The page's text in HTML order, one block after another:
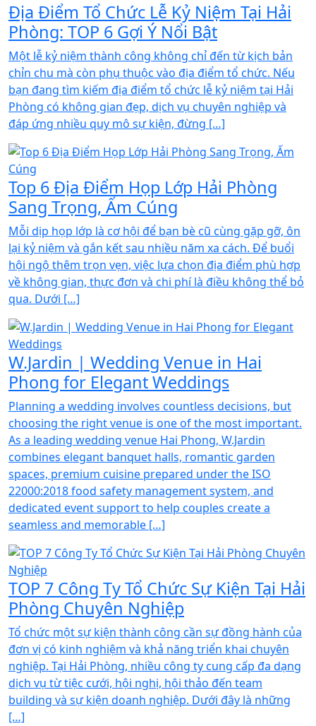
Địa Điểm Tổ Chức Lễ Kỷ Niệm Tại Hải
Phòng: TOP 6 Gợi Ý Nổi Bật
Một lễ kỷ niệm thành công không chỉ đến từ kịch bản
chỉn chu mà còn phụ thuộc vào địa điểm tổ chức. Nếu
bạn đang tìm kiếm địa điểm tổ chức lễ kỷ niệm tại Hải
Phòng có không gian đẹp, dịch vụ chuyên nghiệp và
đáp ứng nhiều quy mô sự kiện, đừng […]
Top 6 Địa Điểm Họp Lớp Hải Phòng
Sang Trọng, Ấm Cúng
Mỗi dịp họp lớp là cơ hội để bạn bè cũ cùng gặp gỡ, ôn
lại kỷ niệm và gắn kết sau nhiều năm xa cách. Để buổi
hội ngộ thêm trọn vẹn, việc lựa chọn địa điểm phù hợp
về không gian, thực đơn và chi phí là điều không thể bỏ
qua. Dưới […]
W.Jardin | Wedding Venue in Hai
Phong for Elegant Weddings
Planning a wedding involves countless decisions, but
choosing the right venue is one of the most important.
As a leading wedding venue Hai Phong, W.Jardin
combines elegant banquet halls, romantic garden
spaces, premium cuisine prepared under the ISO
22000:2018 food safety management system, and
dedicated event support to help couples create a
seamless and memorable […]
TOP 7 Công Ty Tổ Chức Sự Kiện Tại Hải
Phòng Chuyên Nghiệp
Tổ chức một sự kiện thành công cần sự đồng hành của
đơn vị có kinh nghiệm và khả năng triển khai chuyên
nghiệp. Tại Hải Phòng, nhiều công ty cung cấp đa dạng
dịch vụ từ tiệc cưới, hội nghị, hội thảo đến team
building và sự kiện doanh nghiệp. Dưới đây là những
[…]